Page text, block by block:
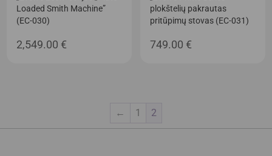
Loaded Smith Machine”
(EC-030)
2,549.00 €
plokštelių pakrautas
pritūpimų stovas (EC-031)
749.00 €
← 1 2